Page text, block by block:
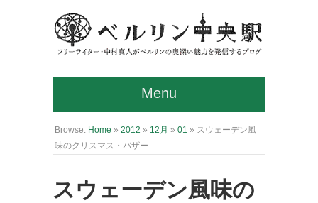
Menu
Browse: Home » 2012 » 12月 » 01 » スウェーデン風
味のクリスマス・バザー
スウェーデン風味の